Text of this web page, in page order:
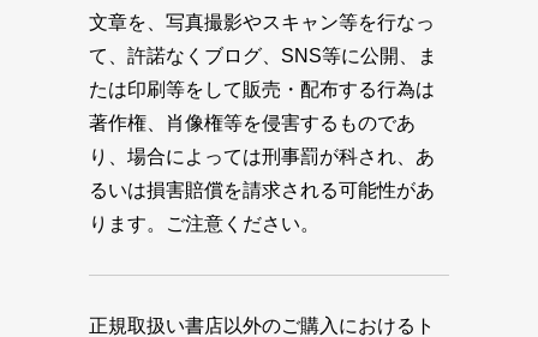
文章を、写真撮影やスキャン等を行なっ
て、許諾なくブログ、SNS等に公開、ま
たは印刷等をして販売・配布する行為は
著作権、肖像権等を侵害するものであ
り、場合によっては刑事罰が科され、あ
るいは損害賠償を請求される可能性があ
ります。ご注意ください。
正規取扱い書店以外のご購入におけるト